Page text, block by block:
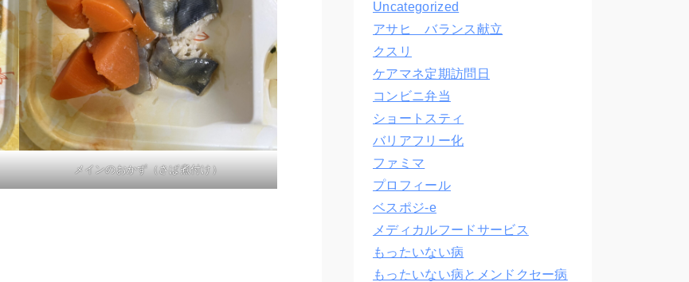
メインのおかず（さば煮付け）
Uncategorized
アサヒ バランス献立
クスリ
ケアマネ定期訪問日
コンビニ弁当
ショートスティ
バリアフリー化
ファミマ
プロフィール
ベスポジ-e
メディカルフードサービス
もったいない病
もったいない病とメンドクセー病